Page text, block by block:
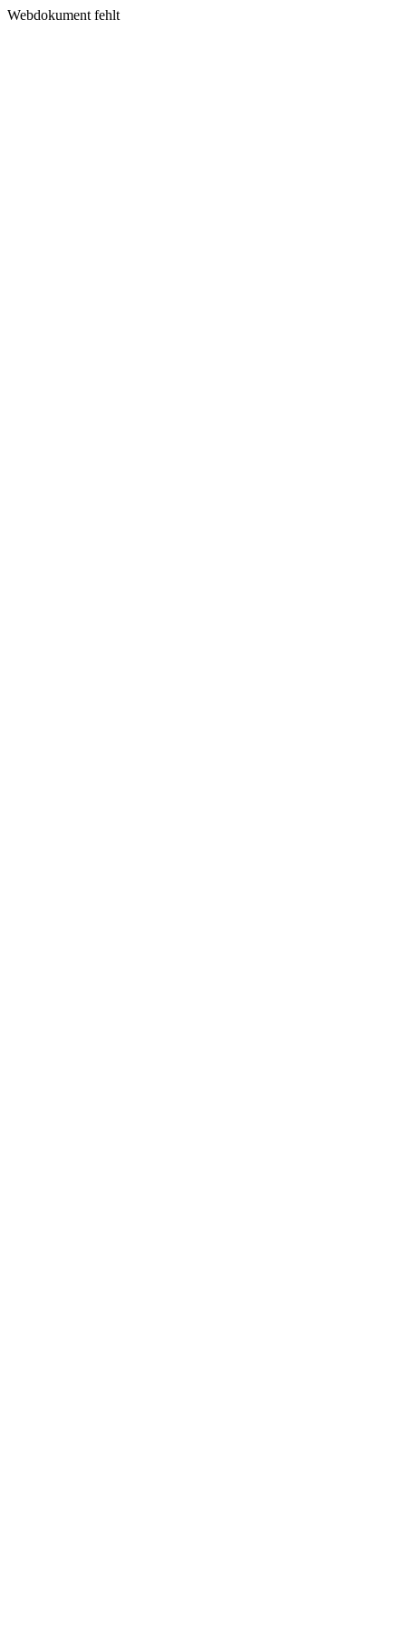
Webdokument fehlt